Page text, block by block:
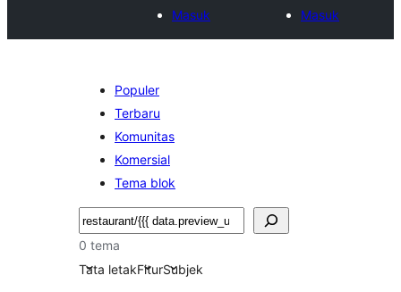
Masuk
Masuk
Populer
Terbaru
Komunitas
Komersial
Tema blok
Cari
0 tema
Tata letakFiturSubjek